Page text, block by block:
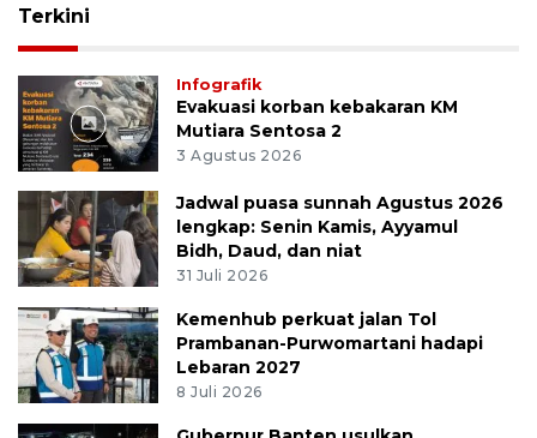
Terkini
Infografik
Evakuasi korban kebakaran KM
Mutiara Sentosa 2
3 Agustus 2026
Jadwal puasa sunnah Agustus 2026
lengkap: Senin Kamis, Ayyamul
Bidh, Daud, dan niat
31 Juli 2026
Kemenhub perkuat jalan Tol
Prambanan-Purwomartani hadapi
Lebaran 2027
8 Juli 2026